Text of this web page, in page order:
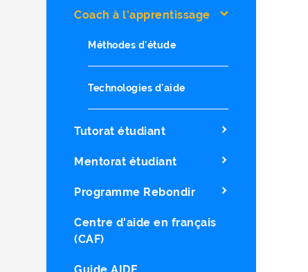
Coach à l'apprentissage
Méthodes d'étude
Technologies d'aide
Tutorat étudiant
Mentorat étudiant
Programme Rebondir
Centre d'aide en français
(CAF)
Guide AIDE